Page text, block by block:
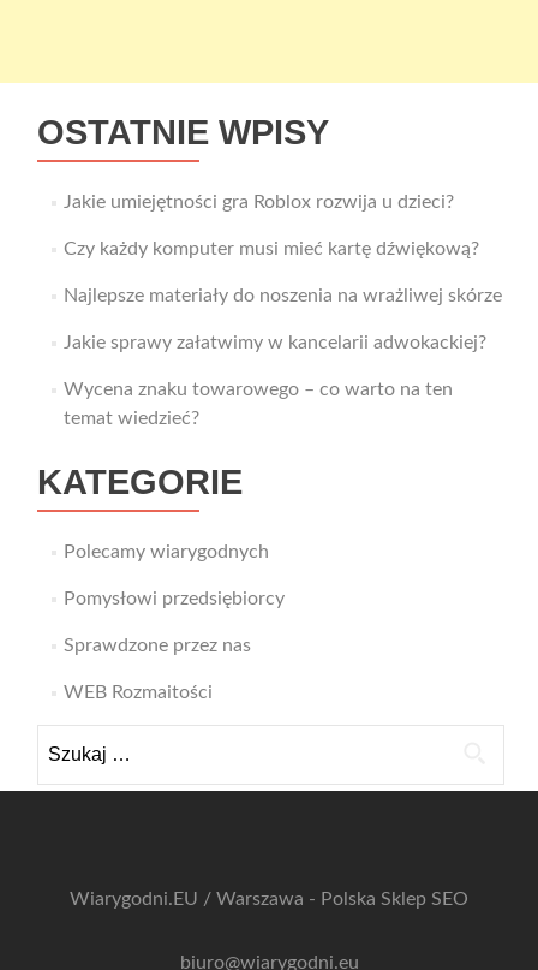
OSTATNIE WPISY
Jakie umiejętności gra Roblox rozwija u dzieci?
Czy każdy komputer musi mieć kartę dźwiękową?
Najlepsze materiały do noszenia na wrażliwej skórze
Jakie sprawy załatwimy w kancelarii adwokackiej?
Wycena znaku towarowego – co warto na ten
temat wiedzieć?
KATEGORIE
Polecamy wiarygodnych
Pomysłowi przedsiębiorcy
Sprawdzone przez nas
WEB Rozmaitości
Wiarygodni.EU / Warszawa - Polska Sklep SEO
biuro@wiarygodni.eu